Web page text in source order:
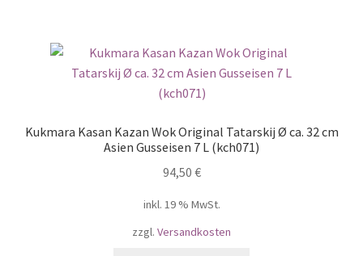
Kukmara Kasan Kazan Wok Original Tatarskij Ø ca. 32 cm
Asien Gusseisen 7 L (kch071)
94,50 €
inkl. 19 % MwSt.
zzgl. Versandkosten